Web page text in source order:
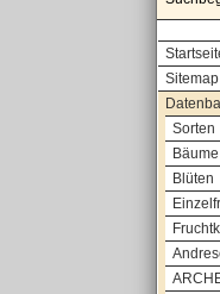
Sitemap
Sorten
Bäume
Blüten